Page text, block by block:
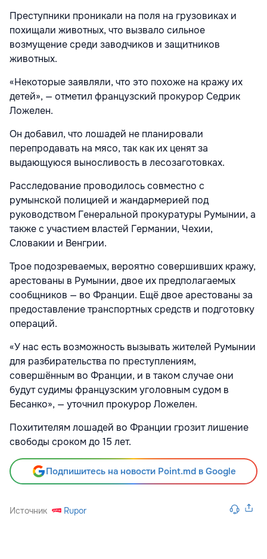
Преступники проникали на поля на грузовиках и
похищали животных, что вызвало сильное
возмущение среди заводчиков и защитников
животных.
«Некоторые заявляли, что это похоже на кражу их
детей», — отметил французский прокурор Седрик
Ложелен.
Он добавил, что лошадей не планировали
перепродавать на мясо, так как их ценят за
выдающуюся выносливость в лесозаготовках.
Расследование проводилось совместно с
румынской полицией и жандармерией под
руководством Генеральной прокуратуры Румынии, а
также с участием властей Германии, Чехии,
Словакии и Венгрии.
Трое подозреваемых, вероятно совершивших кражу,
арестованы в Румынии, двое их предполагаемых
сообщников — во Франции. Ещё двое арестованы за
предоставление транспортных средств и подготовку
операций.
«У нас есть возможность вызывать жителей Румынии
для разбирательства по преступлениям,
совершённым во Франции, и в таком случае они
будут судимы французским уголовным судом в
Бесанко», — уточнил прокурор Ложелен.
Похитителям лошадей во Франции грозит лишение
свободы сроком до 15 лет.
Подпишитесь на новости Point.md в Google
Источник Rupor